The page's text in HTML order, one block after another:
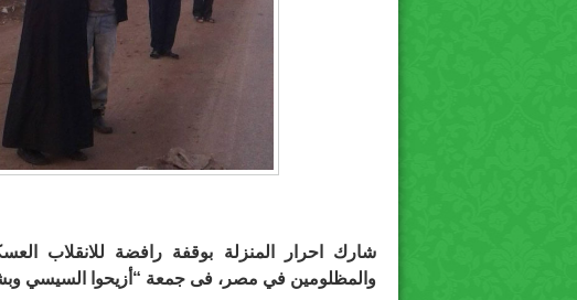
شارك احرار المنزلة بوقفة رافضة للانقلاب
والمظلومين في مصر، فى جمعة “أزيحوا السيسي